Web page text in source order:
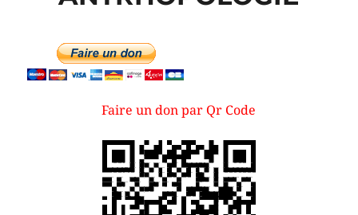
Faire un don par Qr Code